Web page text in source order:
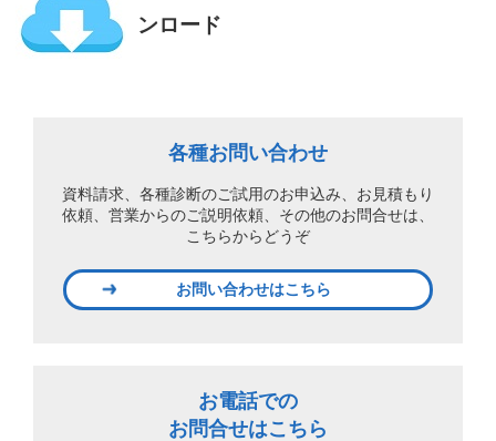
ンロード
各種お問い合わせ
資料請求、各種診断のご試用のお申込み、 お見積もり
依頼、営業からのご説明依頼、 その他のお問合せは、
こちらからどうぞ
お問い合わせはこちら
お電話での
お問合せはこちら